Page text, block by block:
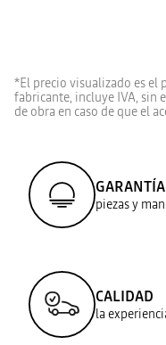
*El precio visualizado es el
fabricante, incluye IVA, sin
de obra en caso de que el
piezas y
CALIDAD
la